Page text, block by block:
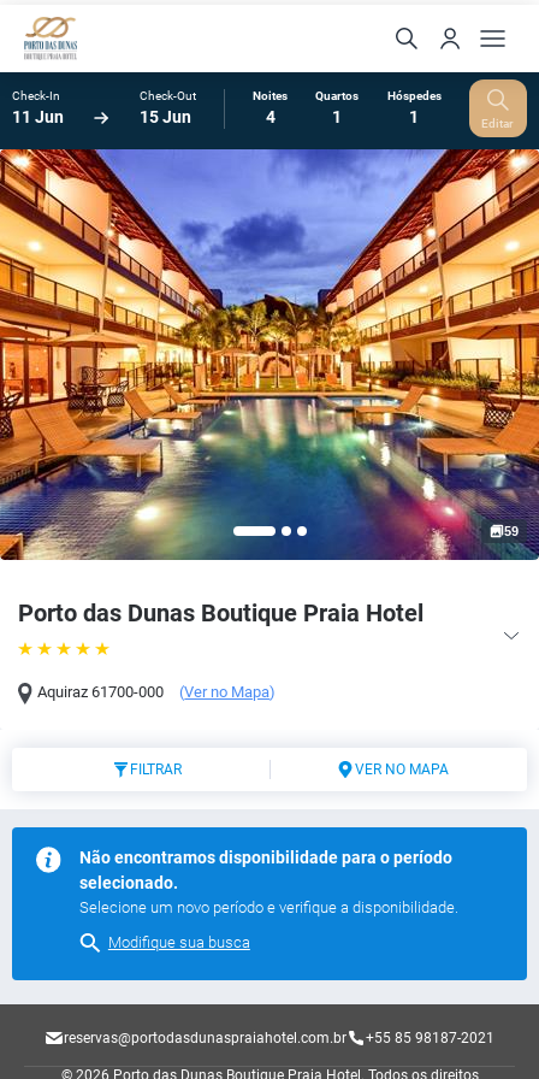
Check-In
11 Jun
Check-Out
15 Jun
Noites
4
Quartos
1
Hóspedes
1 Editar
Porto das Dunas Boutique Praia Hotel
Aquiraz 61700-000 (Ver no Mapa)
59
FILTRAR VER NO MAPA
Não encontramos disponibilidade para o período
selecionado.
Selecione um novo período e verifique a disponibilidade.
Modifique sua busca
reservas@portodasdunaspraiahotel.com.br +55 85 98187-2021
© 2026 Porto das Dunas Boutique Praia Hotel. Todos os direitos